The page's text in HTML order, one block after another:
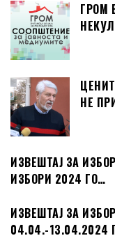
ГРОМ
НЕ
ИЗВЕШТАЈ ЗА
ИЗБОРИ 2024 ГО…
ИЗВЕШТАЈ ЗА
04.04.-13.04.2024